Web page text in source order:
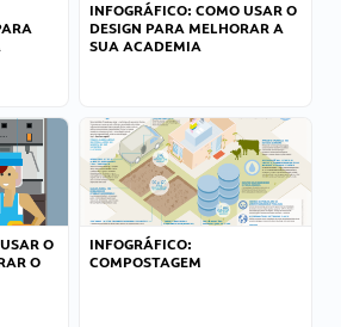
INFOGRÁFICO: COMO USAR O
DESIGN PARA MELHORAR A
SUA ACADEMIA
O
O
INFOGRÁFICO:
COMPOSTAGEM